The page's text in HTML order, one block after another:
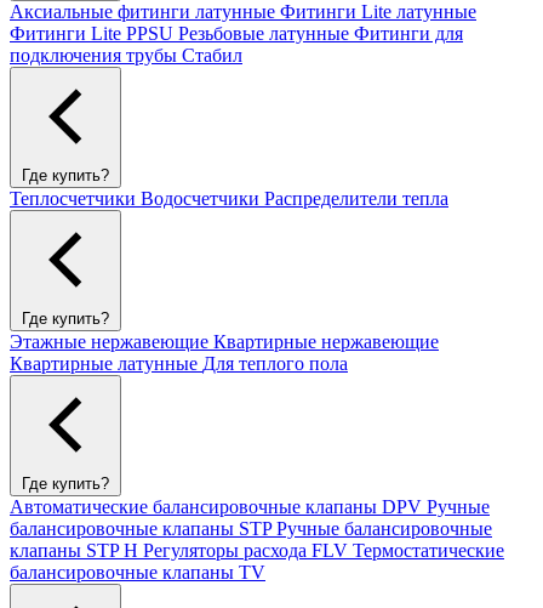
Аксиальные фитинги латунные Фитинги Lite латунные
Фитинги Lite PPSU Резьбовые латунные Фитинги для
подключения трубы Стабил
Где купить?
Теплосчетчики Водосчетчики Распределители тепла
Где купить?
Этажные нержавеющие Квартирные нержавеющие
Квартирные латунные Для теплого пола
Где купить?
Автоматические балансировочные клапаны DPV Ручные
балансировочные клапаны STPРучные балансировочные
клапаны STP H Регуляторы расхода FLV Термостатические
балансировочные клапаны TV